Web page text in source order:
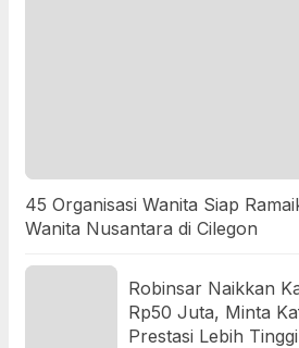
45 Organisasi Wanita Siap
Wanita Nusantara di Cilegon
Robinsar Naikkan
Rp50 Juta, Minta
Prestasi Lebih Tinggi